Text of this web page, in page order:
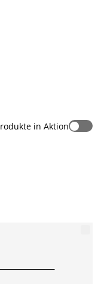
in Aktion